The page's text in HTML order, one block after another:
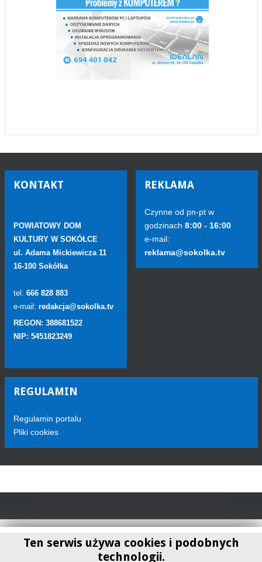
KONTAKT
POWIATOWY DOM
KULTURY W SOKÓŁCE
ul. Adama Mickiewicza 11
16-100 Sokółka
tel: 666 828 883
e-mail: redakcja@sokolka.tv
REGON: 388681522
NIP: 5451823249
REKLAMA
Czynne od pn-pt w
godzinach 8:00 - 16:00
e-mail:
reklama@sokolka.tv
REGULAMIN
Regulamin portalu
Pliki cookies
Ten serwis używa cookies i podobnych
technologii.